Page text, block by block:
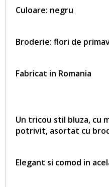
Culoare: negru
Broderie: flori de
Fabricat in Romania
Un tricou stil bluza, cu
potrivit, asortat cu
Elegant si comod in